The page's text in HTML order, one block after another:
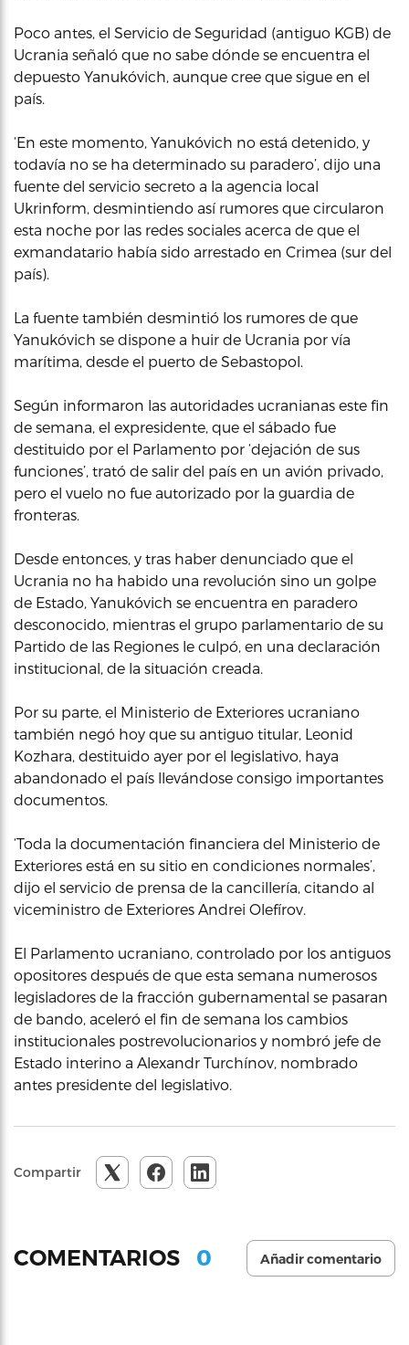
Poco antes, el Servicio de Seguridad (antiguo KGB) de
Ucrania señaló que no sabe dónde se encuentra el
depuesto Yanukóvich, aunque cree que sigue en el
país.
‘En este momento, Yanukóvich no está detenido, y
todavía no se ha determinado su paradero’, dijo una
fuente del servicio secreto a la agencia local
Ukrinform, desmintiendo así rumores que circularon
esta noche por las redes sociales acerca de que el
exmandatario había sido arrestado en Crimea (sur del
país).
La fuente también desmintió los rumores de que
Yanukóvich se dispone a huir de Ucrania por vía
marítima, desde el puerto de Sebastopol.
Según informaron las autoridades ucranianas este fin
de semana, el expresidente, que el sábado fue
destituido por el Parlamento por ‘dejación de sus
funciones’, trató de salir del país en un avión privado,
pero el vuelo no fue autorizado por la guardia de
fronteras.
Desde entonces, y tras haber denunciado que el
Ucrania no ha habido una revolución sino un golpe
de Estado, Yanukóvich se encuentra en paradero
desconocido, mientras el grupo parlamentario de su
Partido de las Regiones le culpó, en una declaración
institucional, de la situación creada.
Por su parte, el Ministerio de Exteriores ucraniano
también negó hoy que su antiguo titular, Leonid
Kozhara, destituido ayer por el legislativo, haya
abandonado el país llevándose consigo importantes
documentos.
‘Toda la documentación financiera del Ministerio de
Exteriores está en su sitio en condiciones normales’,
dijo el servicio de prensa de la cancillería, citando al
viceministro de Exteriores Andrei Olefírov.
El Parlamento ucraniano, controlado por los antiguos
opositores después de que esta semana numerosos
legisladores de la fracción gubernamental se pasaran
de bando, aceleró el fin de semana los cambios
institucionales postrevolucionarios y nombró jefe de
Estado interino a Alexandr Turchínov, nombrado
antes presidente del legislativo.
Compartir
COMENTARIOS 0 Añadir comentario